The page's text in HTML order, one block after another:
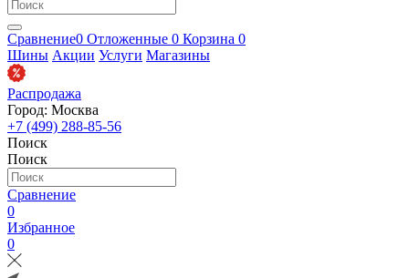
Сравнение0 Отложенные 0 Корзина 0
Шины Акции Услуги Магазины
Распродажа
Город: Москва
+7 (499) 288-85-56
Поиск
Поиск
Сравнение
0
Избранное
0